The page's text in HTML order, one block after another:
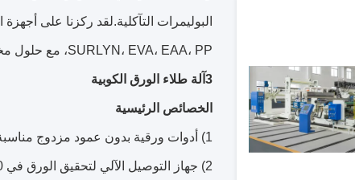
SURLYN، EVA، EAA، PP، مع حلول مخصصة بما في ذلك طبقات مختلفة والأحجام وأعماق الطلاء.
3آلة طلاء الورق الكوبية
الخصائص الرئيسية
1) أدوات ورقية بدون عمود مزدوج مناسبة لـ 3-6 بوصة من ورق الأساس ، رفع تلقائي ، عملية أسهل.
2) جهاز التوصيل الآلي لتحقيق الورق في 150-300 متر / دقيقة سرعة تبادل دون انخفاض سرعة خط الماكينة